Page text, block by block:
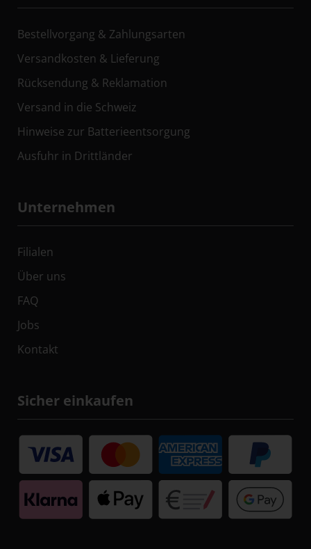
Bestellvorgang & Zahlungsarten
Versandkosten & Lieferung
Rücksendung & Reklamation
Versand in die Schweiz
Hinweise zur Batterieentsorgung
Ausfuhr in Drittländer
Unternehmen
Filialen
Über uns
FAQ
Jobs
Kontakt
Sicher einkaufen